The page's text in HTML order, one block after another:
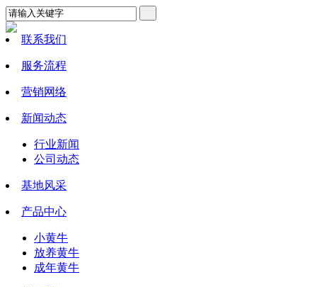
联系我们
服务流程
营销网络
新闻动态
行业新闻
公司动态
基地风采
产品中心
小黄牛
放养黄牛
成年黄牛